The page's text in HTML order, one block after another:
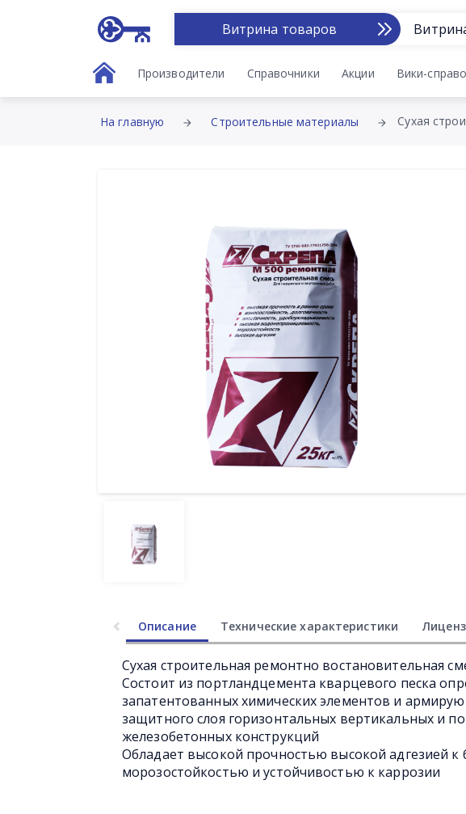
Витрина товаров
Производители Справочники Акции Вики-
На главную Строительные материалы
Описание Технические характеристики
Сухая строительная ремонтно востановительная
Состоит из портландцемента кварцевого песка
запатентованных химических элементов и
защитного слоя горизонтальных вертикальных и
железобетонных конструкций
Обладает высокой прочностью высокой адгезией к
морозостойкостью и устойчивостью к каррозии